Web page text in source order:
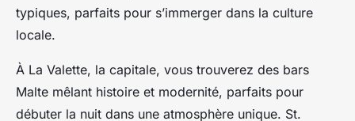
typiques, parfaits pour s’immerger dans la culture
locale.
À La Valette, la capitale, vous trouverez des bars
Malte mêlant histoire et modernité, parfaits pour
débuter la nuit dans une atmosphère unique. St.